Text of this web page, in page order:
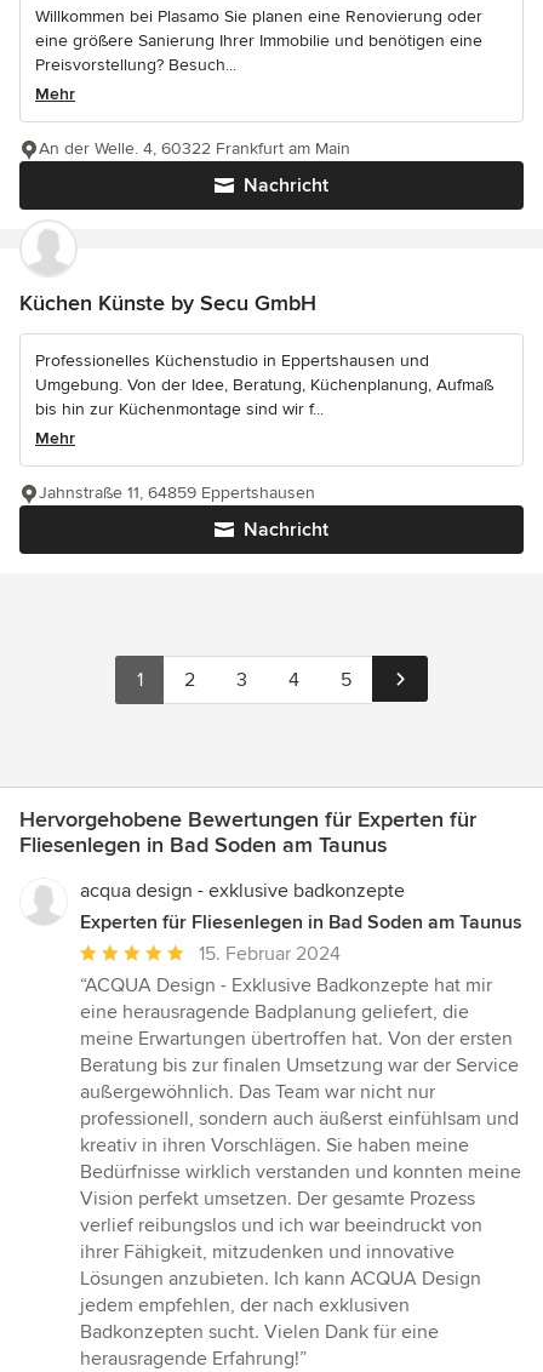
Willkommen bei Plasamo Sie planen eine Renovierung oder
eine größere Sanierung Ihrer Immobilie und benötigen eine
Preisvorstellung? Besuch...
Mehr
Nachricht
An der Welle. 4, 60322 Frankfurt am Main
Küchen Künste by Secu GmbH
Professionelles Küchenstudio in Eppertshausen und
Umgebung. Von der Idee, Beratung, Küchenplanung, Aufmaß
bis hin zur Küchenmontage sind wir f...
Mehr
Nachricht
Jahnstraße 11, 64859 Eppertshausen
1 2 3 4 5
Hervorgehobene Bewertungen für Experten für
Fliesenlegen in Bad Soden am Taunus
acqua design - exklusive badkonzepte
Experten für Fliesenlegen in Bad Soden am Taunus
Durchschnittliche
Bewertung:
5
von
5
Sternen
15. Februar 2024
“ACQUA Design - Exklusive Badkonzepte hat mir
eine herausragende Badplanung geliefert, die
meine Erwartungen übertroffen hat. Von der ersten
Beratung bis zur finalen Umsetzung war der Service
außergewöhnlich. Das Team war nicht nur
professionell, sondern auch äußerst einfühlsam und
kreativ in ihren Vorschlägen. Sie haben meine
Bedürfnisse wirklich verstanden und konnten meine
Vision perfekt umsetzen. Der gesamte Prozess
verlief reibungslos und ich war beeindruckt von
ihrer Fähigkeit, mitzudenken und innovative
Lösungen anzubieten. Ich kann ACQUA Design
jedem empfehlen, der nach exklusiven
Badkonzepten sucht. Vielen Dank für eine
herausragende Erfahrung!”